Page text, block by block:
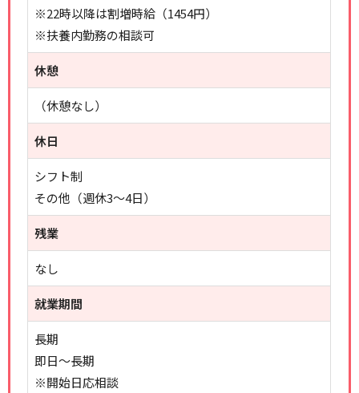
※22時以降は割増時給（1454円）
※扶養内勤務の相談可
休憩
（休憩なし）
休日
シフト制
その他（週休3～4日）
残業
なし
就業期間
長期
即日～長期
※開始日応相談